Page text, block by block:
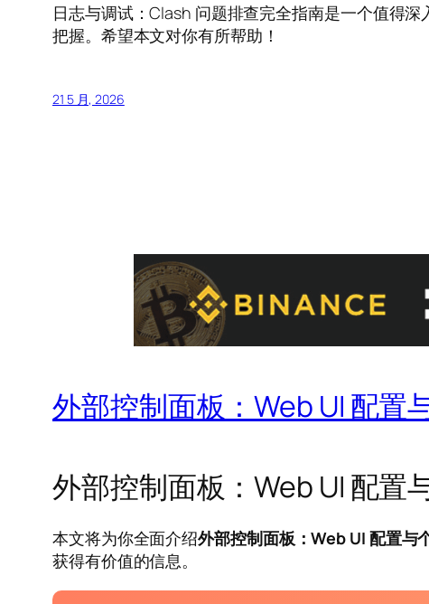
日志与调试：Clash 问题排查完全指南是一个值得
把握。希望本文对你有所帮助！
21 5 月, 2026
外部控制面板：Web UI 配置
外部控制面板：Web UI 配置
本文将为你全面介绍外部控制面板：Web UI 配置与
获得有价值的信息。